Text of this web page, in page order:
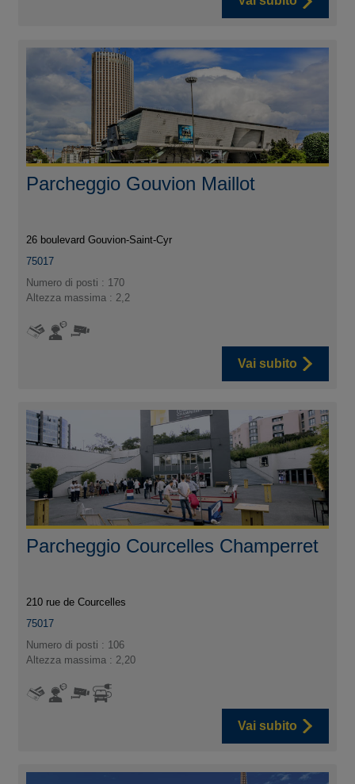
Parcheggio Gouvion Maillot
26 boulevard Gouvion-Saint-Cyr
75017
Numero di posti : 170
Altezza massima : 2,2
Vai subito
Parcheggio Courcelles Champerret
210 rue de Courcelles
75017
Numero di posti : 106
Altezza massima : 2,20
Vai subito